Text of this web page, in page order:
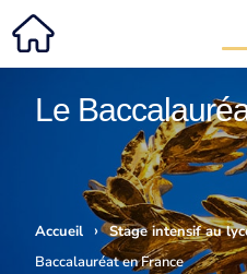
Le
Accueil › Stage intensif au
Baccalauréat en France